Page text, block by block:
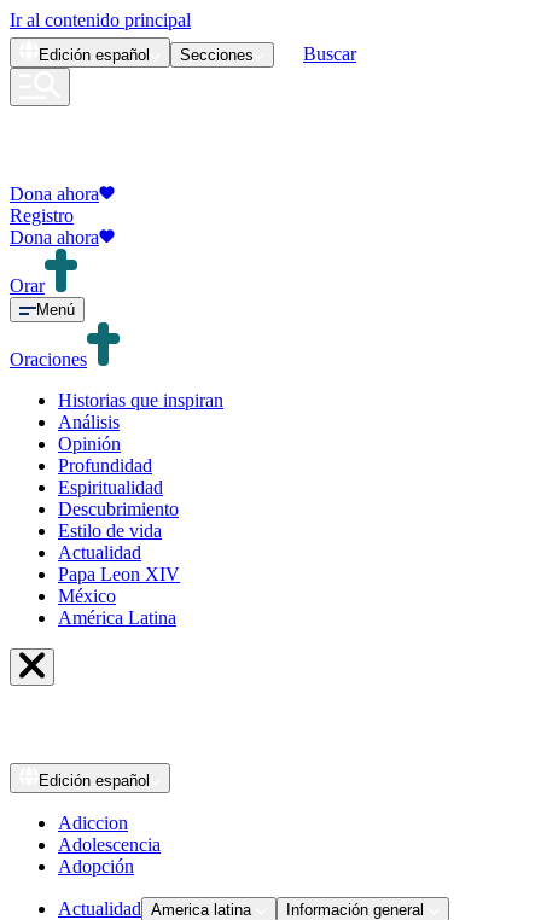
Ir al contenido principal
Edición español Secciones Buscar
Dona ahora
Registro
Dona ahora
Orar
Menú
Oraciones
Historias que inspiran
Análisis
Opinión
Profundidad
Espiritualidad
Descubrimiento
Estilo de vida
Actualidad
Papa Leon XIV
México
América Latina
Edición español
Adiccion
Adolescencia
Adopción
Actualidad America latina
Información general